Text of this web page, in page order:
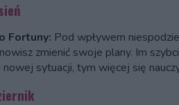
Fortuny: Pod wpływem
zmienić swoje plany. Im
nowej sytuacji, tym więcej się